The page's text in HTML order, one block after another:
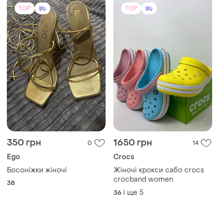
TOP
350 грн 0
Ego
Босоніжки жіночі
38
TOP
1650 грн 14
Crocs
Жіночі крокси сабо crocs
crocband women
36 і ще 5